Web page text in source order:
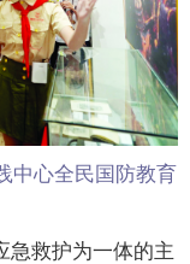
中心全民国防教育
救护为一体的主